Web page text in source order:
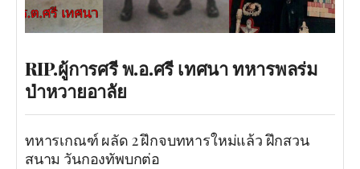
RIP.ผู้การศรี พ.อ.ศรี เทศนา ทหารพลร่ม
ป่าหวายอาลัย
ทหารเกณฑ์ ผลัด 2 ฝึกจบทหารใหม่แล้ว ฝึกสวน
สนาม วันกองทัพบกต่อ